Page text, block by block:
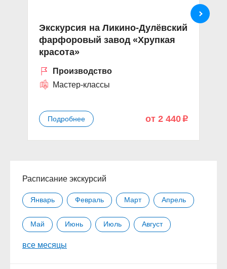
Экскурсия на Ликино-Дулёвский
фарфоровый завод «Хрупкая
красота»
Производство
Мастер-классы
Подробнее от 2 440 p
Расписание экскурсий
Январь Февраль Март Апрель
Май Июнь Июль Август
Сентябрь
все месяцы